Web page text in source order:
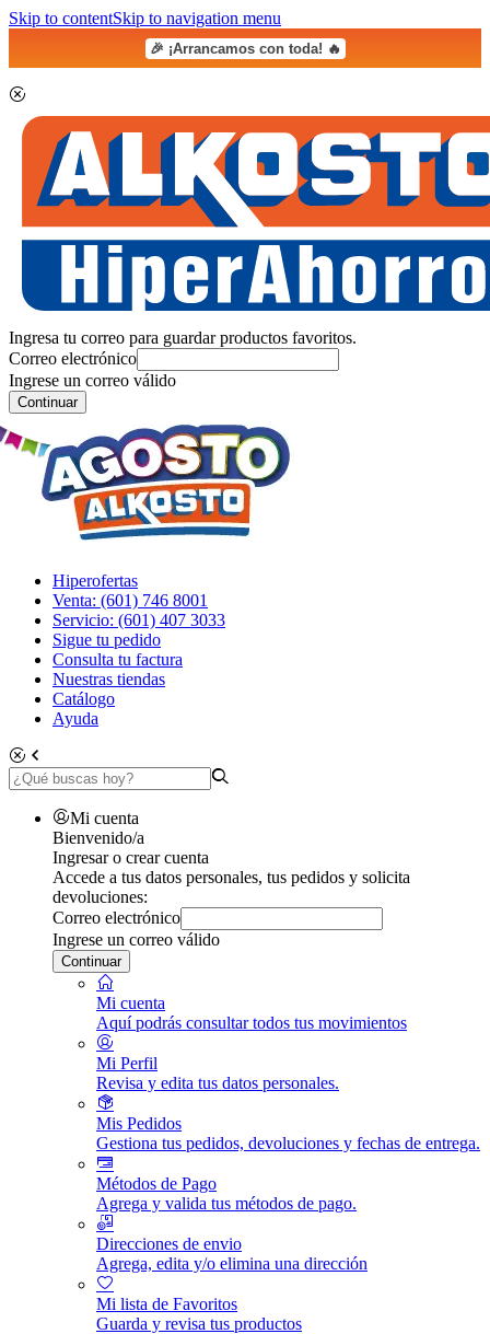
Skip to contentSkip to navigation menu
🎉 ¡Arrancamos con toda! 🔥
Ingresa tu correo para guardar productos favoritos.
Correo electrónico
Ingrese un correo válido
Continuar
Hiperofertas
Venta: (601) 746 8001
Servicio: (601) 407 3033
Sigue tu pedido
Consulta tu factura
Nuestras tiendas
Catálogo
Ayuda
Mi cuenta
Bienvenido/a
Ingresar o crear cuenta
Accede a tus datos personales, tus pedidos y solicita
devoluciones:
Correo electrónico
Ingrese un correo válido
Continuar
Mi cuenta
Aquí podrás consultar todos tus movimientos
Mi Perfil
Revisa y edita tus datos personales.
Mis Pedidos
Gestiona tus pedidos, devoluciones y fechas de entrega.
Métodos de Pago
Agrega y valida tus métodos de pago.
Direcciones de envio
Agrega, edita y/o elimina una dirección
Mi lista de Favoritos
Guarda y revisa tus productos